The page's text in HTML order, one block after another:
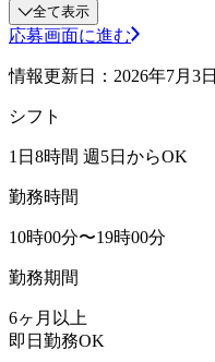
全て表示
応募画面に進む
情報更新日：2026年7月3日
シフト
1日8時間 週5日からOK
勤務時間
10時00分〜19時00分
勤務期間
6ヶ月以上
即日勤務OK